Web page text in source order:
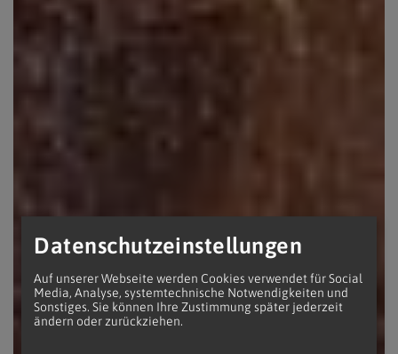
Datenschutzeinstellungen
Auf unserer Webseite werden Cookies verwendet für Social
Media, Analyse, systemtechnische Notwendigkeiten und
Sonstiges. Sie können Ihre Zustimmung später jederzeit
ändern oder zurückziehen.